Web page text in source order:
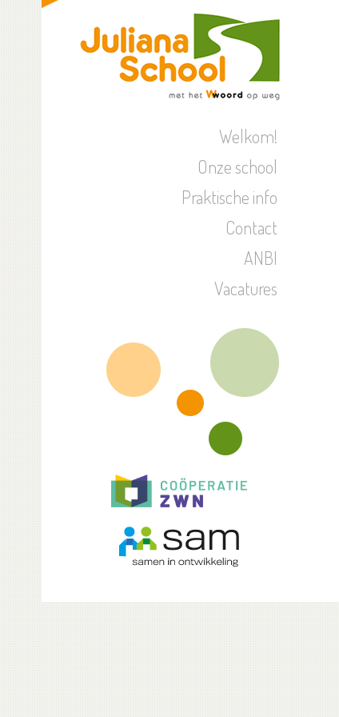
Welkom!
Onze school
Praktische info
Contact
ANBI
Vacatures